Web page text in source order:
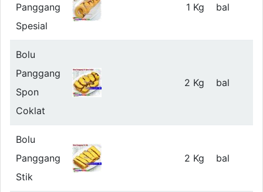
Panggang
Spesial
1 Kg bal
Bolu
Panggang
Spon
Coklat
2 Kg bal
Bolu
Panggang
Stik
2 Kg bal